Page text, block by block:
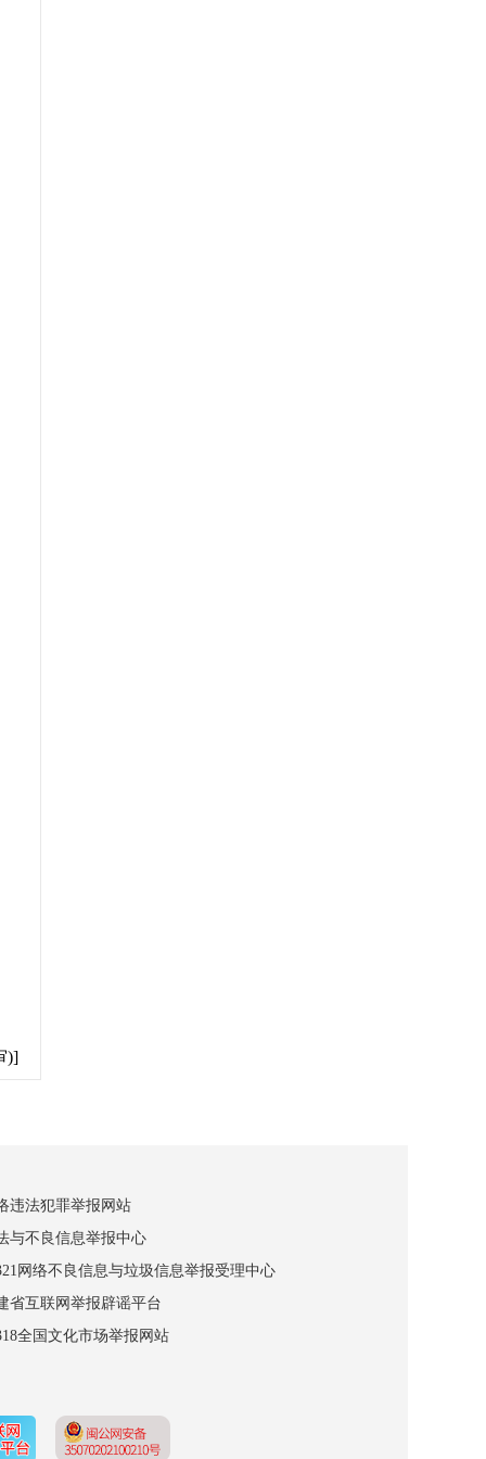
)]
违法犯罪举报网站
与不良信息举报中心
网络不良信息与垃圾信息举报受理中心
省互联网举报辟谣平台
全国文化市场举报网站